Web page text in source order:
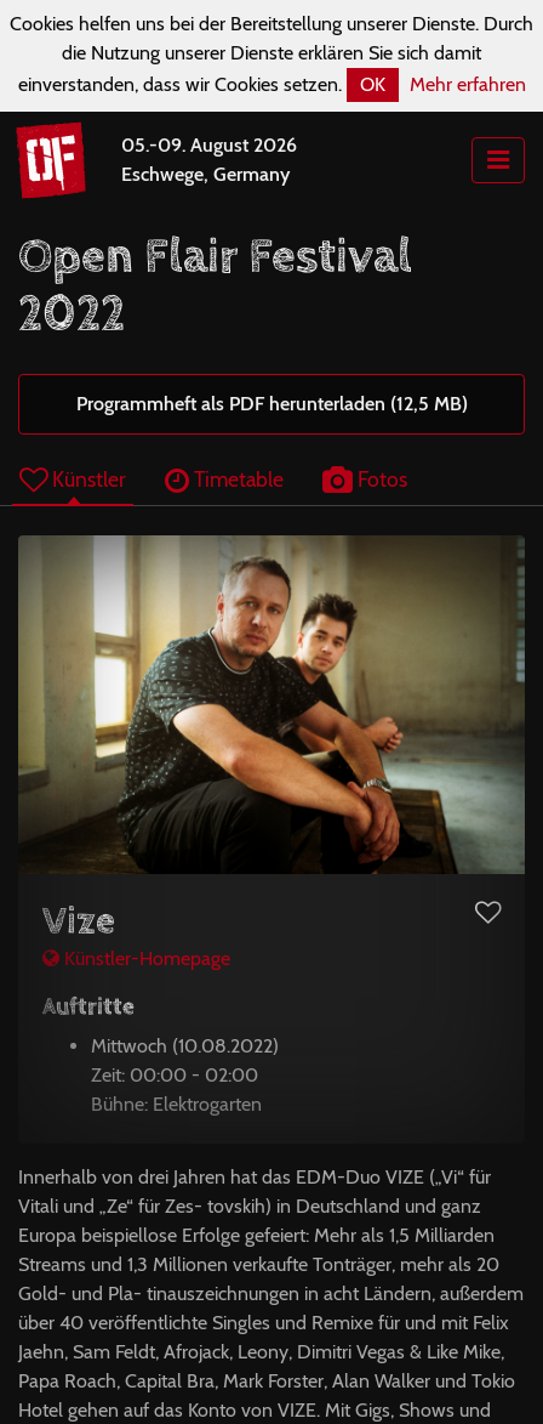
Cookies helfen uns bei der Bereitstellung unserer Dienste. Durch
die Nutzung unserer Dienste erklären Sie sich damit
einverstanden, dass wir Cookies setzen.
OK Mehr erfahren
05.-09. August 2026
Eschwege, Germany
Open Flair Festival
2022
Programmheft als PDF herunterladen (12,5 MB)
Künstler Timetable Fotos
Vize
Künstler-Homepage
Auftritte
Mittwoch (10.08.2022)
Zeit: 00:00 - 02:00
Bühne: Elektrogarten
Innerhalb von drei Jahren hat das EDM-Duo VIZE („Vi“ für
Vitali und „Ze“ für Zes- tovskih) in Deutschland und ganz
Europa beispiellose Erfolge gefeiert: Mehr als 1,5 Milliarden
Streams und 1,3 Millionen verkaufte Tonträger, mehr als 20
Gold- und Pla- tinauszeichnungen in acht Ländern, außerdem
über 40 veröffentlichte Singles und Remixe für und mit Felix
Jaehn, Sam Feldt, Afrojack, Leony, Dimitri Vegas & Like Mike,
Papa Roach, Capital Bra, Mark Forster, Alan Walker und Tokio
Hotel gehen auf das Konto von VIZE. Mit Gigs, Shows und